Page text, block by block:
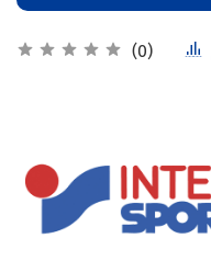
(0)